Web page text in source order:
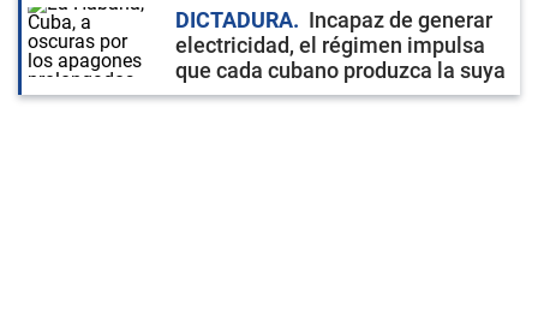
DICTADURA
Incapaz de generar
electricidad, el régimen impulsa
que cada cubano produzca la suya